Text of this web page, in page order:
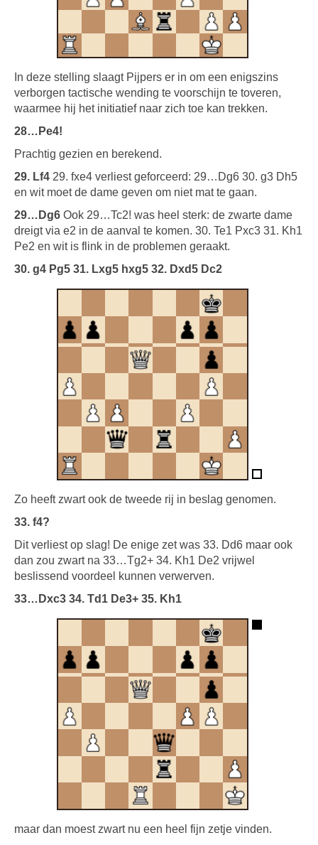
In deze stelling slaagt Pijpers er in om een enigszins
verborgen tactische wending te voorschijn te toveren,
waarmee hij het initiatief naar zich toe kan trekken.
28…Pe4!
Prachtig gezien en berekend.
29. Lf4 29. fxe4 verliest geforceerd: 29…Dg6 30. g3 Dh5
en wit moet de dame geven om niet mat te gaan.
29…Dg6 Ook 29…Tc2! was heel sterk: de zwarte dame
dreigt via e2 in de aanval te komen. 30. Te1 Pxc3 31. Kh1
Pe2 en wit is flink in de problemen geraakt.
30. g4 Pg5 31. Lxg5 hxg5 32. Dxd5 Dc2
Zo heeft zwart ook de tweede rij in beslag genomen.
33. f4?
Dit verliest op slag! De enige zet was 33. Dd6 maar ook
dan zou zwart na 33…Tg2+ 34. Kh1 De2 vrijwel
beslissend voordeel kunnen verwerven.
33…Dxc3 34. Td1 De3+ 35. Kh1
maar dan moest zwart nu een heel fijn zetje vinden.